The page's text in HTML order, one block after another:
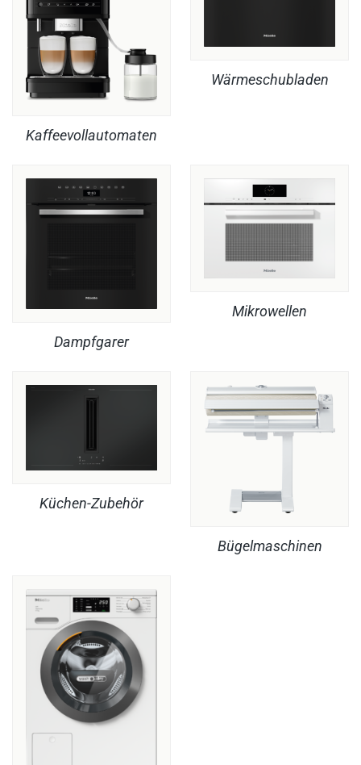
Kaffeevollautomaten
Wärmeschubladen
Dampfgarer
Mikrowellen
Küchen-Zubehör
Bügelmaschinen